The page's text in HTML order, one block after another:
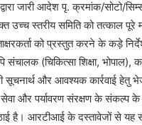
द्वारा जारी आदेश पृ. क्रमांक/सोटो/
स्तरीय समिति को तत्काल पूरे
को प्रस्तुत करने के कड़े
संचालक (चिकित्सा शिक्षा,
सूचनार्थ और आवश्यक कार्रवाई हेतु
और पर्यावरण संरक्षण के संकल्प
है। आरटीआई के दस्तावेजों से यह